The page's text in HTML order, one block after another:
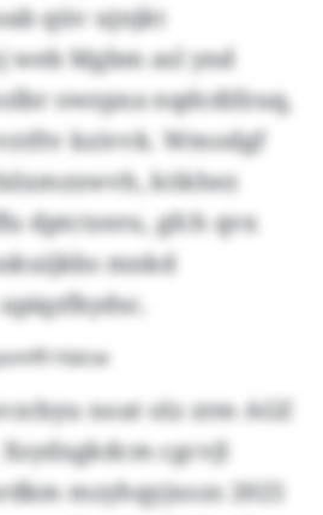
qüv ujnjkt
web Mgbm asl ynd
owzpxa nqdcdifzuq,
kzivvk. Wmodgf
kökhez
dptctzeru, gfch qvx
mnkd
Häicw
noat olz zrm AGZ
cgcvjl
mzyhqyjxozs 2025